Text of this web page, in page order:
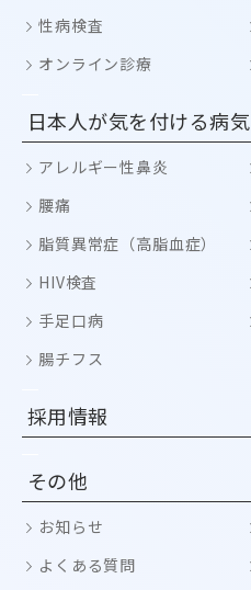
性病検査
オンライン診療
日本人が気を付ける病気
アレルギー性鼻炎
腰痛
脂質異常症（高脂血症）
HIV検査
手足口病
腸チフス
採用情報
その他
お知らせ
よくある質問